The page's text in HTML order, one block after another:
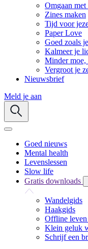
Omgaan met
Zines maken
Tijd voor
Paper Love
Goed zoals
Kalmeer je
Minder moe,
Vergroot je
Nieuwsbrief
Meld je aan
Goed nieuws
Mental health
Levenslessen
Slow life
Gratis downloads
Wandelgids
Haakgids
Offline leven
Klein geluk
Schrijf een